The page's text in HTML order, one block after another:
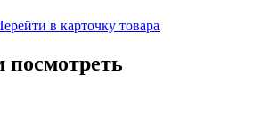
в карточку товара
посмотреть